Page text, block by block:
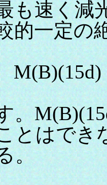
も速く減
的一定の
=
。
とはでき
。